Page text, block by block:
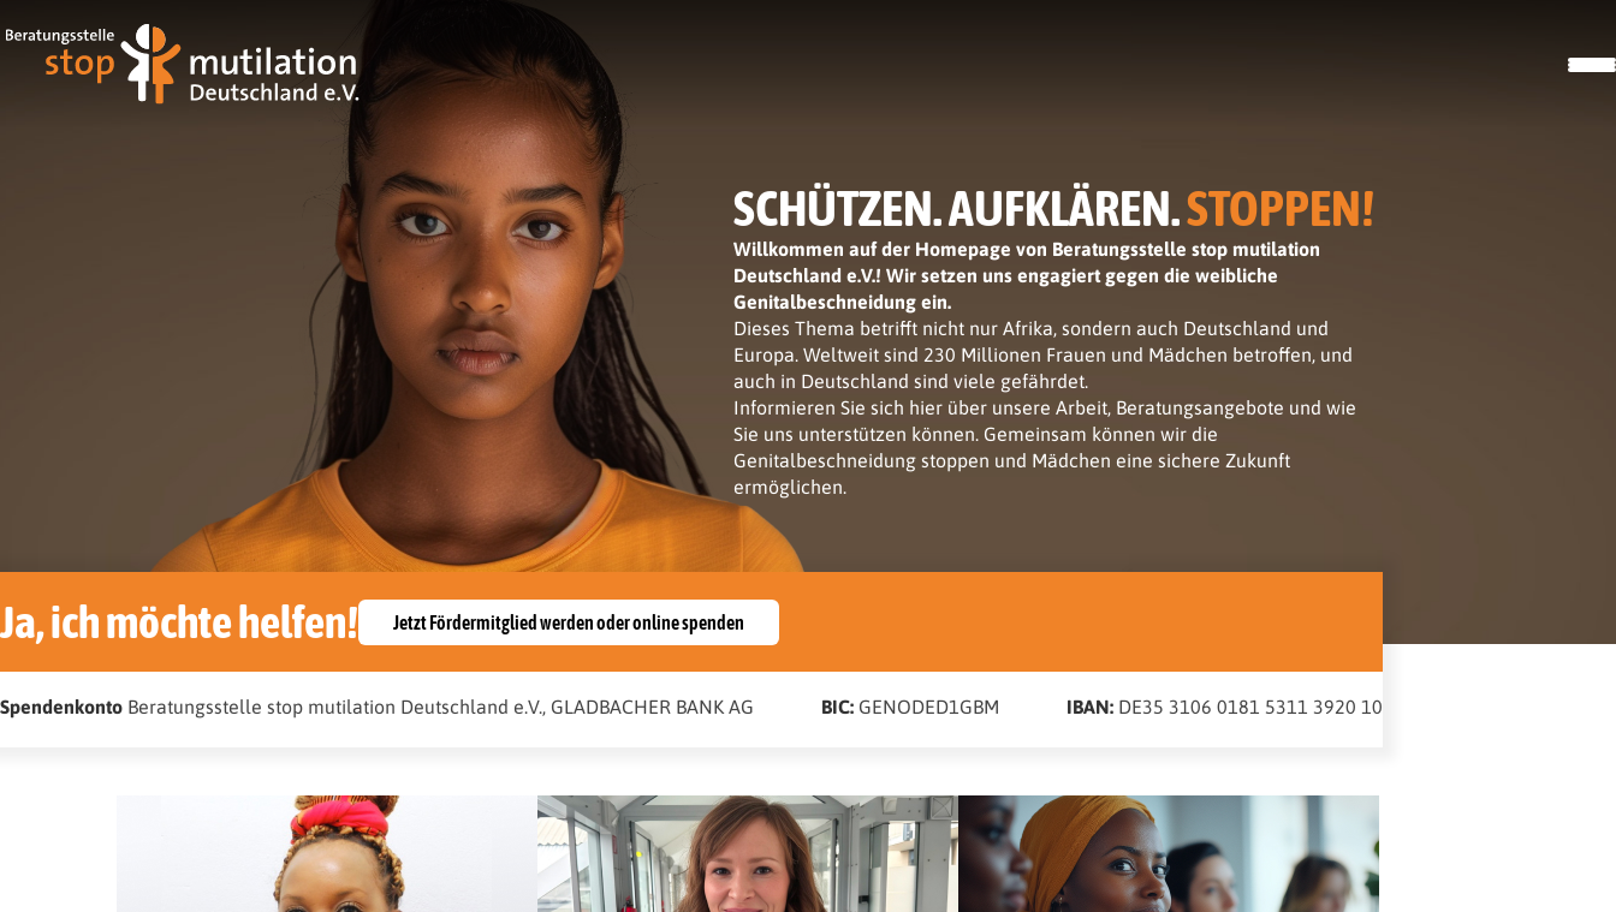
SCHÜTZEN. AUFKLÄREN.STOPPEN!
Willkommen auf der Homepage von Beratungsstelle stop mutilation
Deutschland e.V.! Wir setzen uns engagiert gegen die weibliche
Genitalbeschneidung ein.
Dieses Thema betrifft nicht nur Afrika, sondern auch Deutschland und
Europa. Weltweit sind 230 Millionen Frauen und Mädchen betroffen, und
auch in Deutschland sind viele gefährdet.
Informieren Sie sich hier über unsere Arbeit, Beratungsangebote und wie
Sie uns unterstützen können. Gemeinsam können wir die
Genitalbeschneidung stoppen und Mädchen eine sichere Zukunft
ermöglichen.
Ja, ich möchte helfen! Jetzt Fördermitglied werden oder online spenden
Spendenkonto Beratungsstelle stop mutilation Deutschland e.V., GLADBACHER BANK AG BIC: GENODED1GBM IBAN: DE35 3106 0181 5311 3920 10